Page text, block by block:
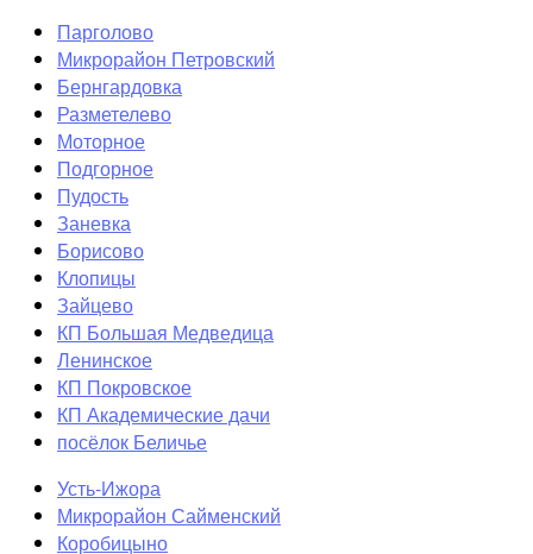
Парголово
Микрорайон Петровский
Бернгардовка
Разметелево
Моторное
Подгорное
Пудость
Заневка
Борисово
Клопицы
Зайцево
КП Большая Медведица
Ленинское
КП Покровское
КП Академические дачи
посёлок Беличье
Усть-Ижора
Микрорайон Сайменский
Коробицыно